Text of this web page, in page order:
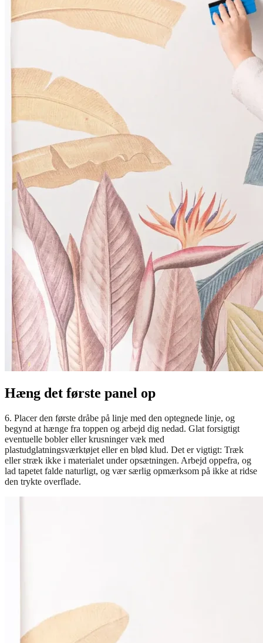
Hæng det første panel op
6. Placer den første dråbe på linje med den optegnede linje, og
begynd at hænge fra toppen og arbejd dig nedad. Glat forsigtigt
eventuelle bobler eller krusninger væk med
plastudglatningsværktøjet eller en blød klud. Det er vigtigt: Træk
eller stræk ikke i materialet under opsætningen. Arbejd oppefra, og
lad tapetet falde naturligt, og vær særlig opmærksom på ikke at ridse
den trykte overflade.